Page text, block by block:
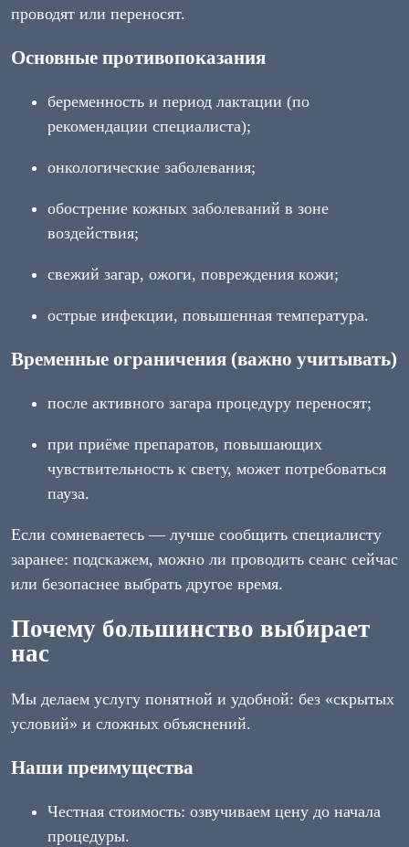
проводят или переносят.
Основные противопоказания
беременность и период лактации (по
рекомендации специалиста);
онкологические заболевания;
обострение кожных заболеваний в зоне
воздействия;
свежий загар, ожоги, повреждения кожи;
острые инфекции, повышенная температура.
Временные ограничения (важно учитывать)
после активного загара процедуру переносят;
при приёме препаратов, повышающих
чувствительность к свету, может потребоваться
пауза.
Если сомневаетесь — лучше сообщить специалисту
заранее: подскажем, можно ли проводить сеанс сейчас
или безопаснее выбрать другое время.
Почему большинство выбирает
нас
Мы делаем услугу понятной и удобной: без «скрытых
условий» и сложных объяснений.
Наши преимущества
Честная стоимость: озвучиваем цену до начала
процедуры.